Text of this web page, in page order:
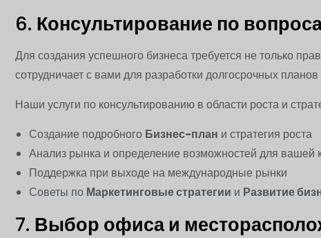
6. Консультирование по
Для создания успешного бизнеса требуется не только
сотрудничает с вами для разработки долгосрочных
Наши услуги по консультированию в области роста и
Создание подробного Бизнес-план и стратегия роста
Анализ рынка и определение возможностей для
Поддержка при выходе на международные рынки
Советы по Маркетинговые стратегии и Развитие
7. Выбор офиса и